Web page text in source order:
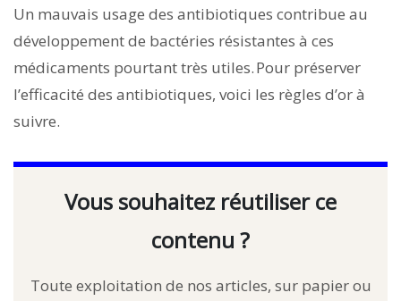
Un mauvais usage des antibiotiques contribue au
développement de bactéries résistantes à ces
médicaments pourtant très utiles. Pour préserver
l’efficacité des antibiotiques, voici les règles d’or à
suivre.
Vous souhaitez réutiliser ce
contenu ?
Toute exploitation de nos articles, sur papier ou